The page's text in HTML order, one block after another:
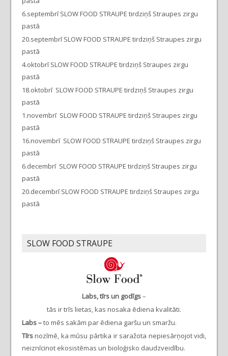
6.septembrī SLOW FOOD STRAUPE tirdziņš Straupes zirgu
pastā
20.septembrī SLOW FOOD STRAUPE tirdziņš Straupes zirgu
pastā
4.oktobrī SLOW FOOD STRAUPE tirdziņš Straupes zirgu
pastā
18.oktobrī SLOW FOOD STRAUPE tirdziņš Straupes zirgu
pastā
1.novembrī SLOW FOOD STRAUPE tirdziņš Straupes zirgu
pastā
16.novembrī SLOW FOOD STRAUPE tirdziņš Straupes zirgu
pastā
6.decembrī SLOW FOOD STRAUPE tirdziņš Straupes zirgu
pastā
20.decembrī SLOW FOOD STRAUPE tirdziņš Straupes zirgu
pastā
SLOW FOOD STRAUPE
Labs, tīrs un godīgs–
tās ir trīs lietas, kas nosaka ēdiena kvalitāti.
Labs –to mēs sakām par ēdiena garšu un smaržu.
Tīrsnozīmē, ka mūsu pārtika ir saražota nepiesārņojot vidi,
neiznīcinot ekosistēmas un bioloģisko daudzveidību.